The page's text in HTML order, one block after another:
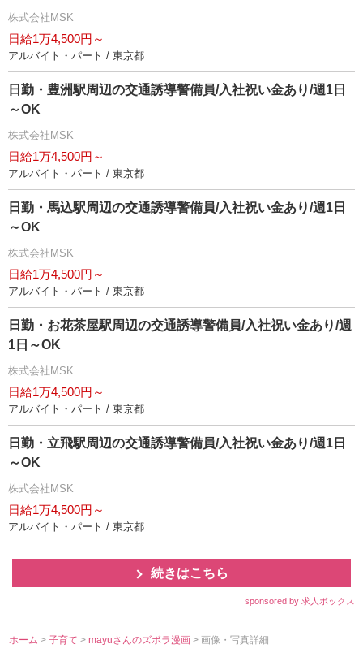
株式会社MSK
日給1万4,500円～
アルバイト・パート / 東京都
日勤・豊洲駅周辺の交通誘導警備員/入社祝い金あり/週1日
～OK
株式会社MSK
日給1万4,500円～
アルバイト・パート / 東京都
日勤・馬込駅周辺の交通誘導警備員/入社祝い金あり/週1日
～OK
株式会社MSK
日給1万4,500円～
アルバイト・パート / 東京都
日勤・お花茶屋駅周辺の交通誘導警備員/入社祝い金あり/週
1日～OK
株式会社MSK
日給1万4,500円～
アルバイト・パート / 東京都
日勤・立飛駅周辺の交通誘導警備員/入社祝い金あり/週1日
～OK
株式会社MSK
日給1万4,500円～
アルバイト・パート / 東京都
続きはこちら
sponsored by 求人ボックス
ホーム >子育て>mayuさんのズボラ漫画> 画像・写真詳細